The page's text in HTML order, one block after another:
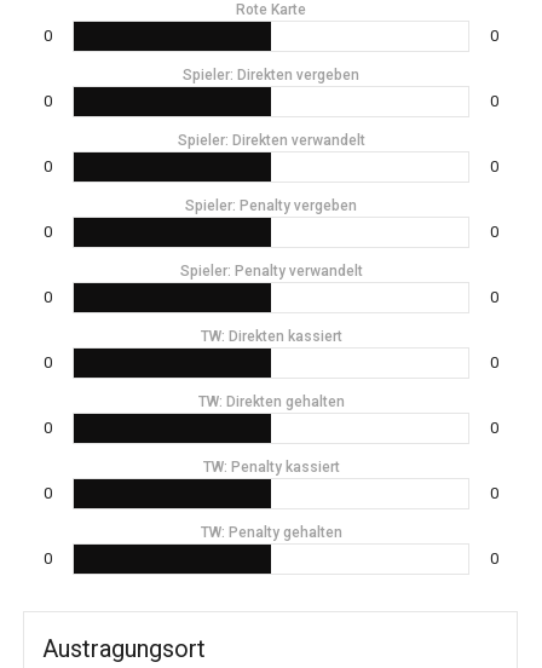
Rote Karte
0 0
Spieler: Direkten vergeben
0 0
Spieler: Direkten verwandelt
0 0
Spieler: Penalty vergeben
0 0
Spieler: Penalty verwandelt
0 0
TW: Direkten kassiert
0 0
TW: Direkten gehalten
0 0
TW: Penalty kassiert
0 0
TW: Penalty gehalten
0 0
Austragungsort